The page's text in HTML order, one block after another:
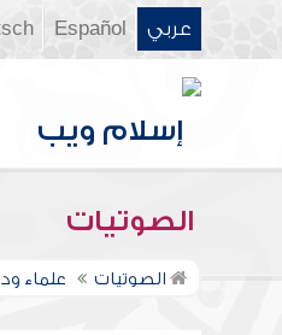
عربي Español
الصوتيات
الصوتيات علماء